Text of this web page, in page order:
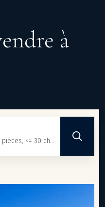
à
Acheter, Prix <= 98000000, <= 32 pièces, <= 30 chambres, <= 101233 m², <= 3000000 m²